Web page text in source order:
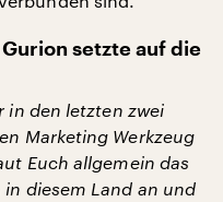
setzte auf die
in den letzten zwei
Marketing Werkzeug
Euch allgemein das
diesem Land an und